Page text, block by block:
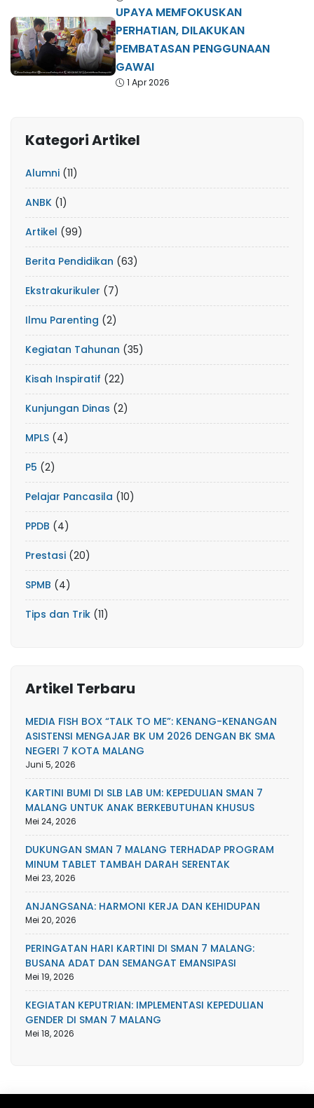
UPAYA MEMFOKUSKAN
PERHATIAN, DILAKUKAN
PEMBATASAN PENGGUNAAN
GAWAI
1 Apr 2026
Kategori Artikel
Alumni (11)
ANBK (1)
Artikel (99)
Berita Pendidikan (63)
Ekstrakurikuler (7)
Ilmu Parenting (2)
Kegiatan Tahunan (35)
Kisah Inspiratif (22)
Kunjungan Dinas (2)
MPLS (4)
P5 (2)
Pelajar Pancasila (10)
PPDB (4)
Prestasi (20)
SPMB (4)
Tips dan Trik (11)
Artikel Terbaru
MEDIA FISH BOX “TALK TO ME”: KENANG-KENANGAN
ASISTENSI MENGAJAR BK UM 2026 DENGAN BK SMA
NEGERI 7 KOTA MALANG
Juni 5, 2026
KARTINI BUMI DI SLB LAB UM: KEPEDULIAN SMAN 7
MALANG UNTUK ANAK BERKEBUTUHAN KHUSUS
Mei 24, 2026
DUKUNGAN SMAN 7 MALANG TERHADAP PROGRAM
MINUM TABLET TAMBAH DARAH SERENTAK
Mei 23, 2026
ANJANGSANA: HARMONI KERJA DAN KEHIDUPAN
Mei 20, 2026
PERINGATAN HARI KARTINI DI SMAN 7 MALANG:
BUSANA ADAT DAN SEMANGAT EMANSIPASI
Mei 19, 2026
KEGIATAN KEPUTRIAN: IMPLEMENTASI KEPEDULIAN
GENDER DI SMAN 7 MALANG
Mei 18, 2026